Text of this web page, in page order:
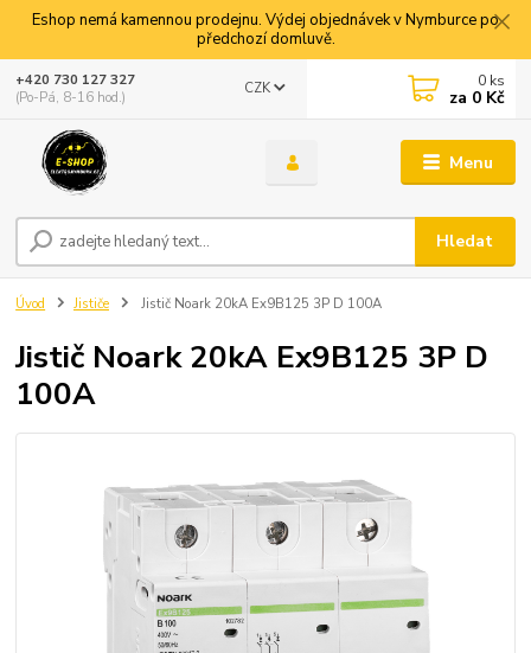
Eshop nemá kamennou prodejnu. Výdej objednávek v Nymburce po
předchozí domluvě.
Menu
CZK
Hledat
+420 730 127 327
(Po-Pá, 8-16 hod.)
0 ks
za 0 Kč
Úvod Jističe Jistič Noark 20kA Ex9B125 3P D 100A
Jistič Noark 20kA Ex9B125 3P D
100A